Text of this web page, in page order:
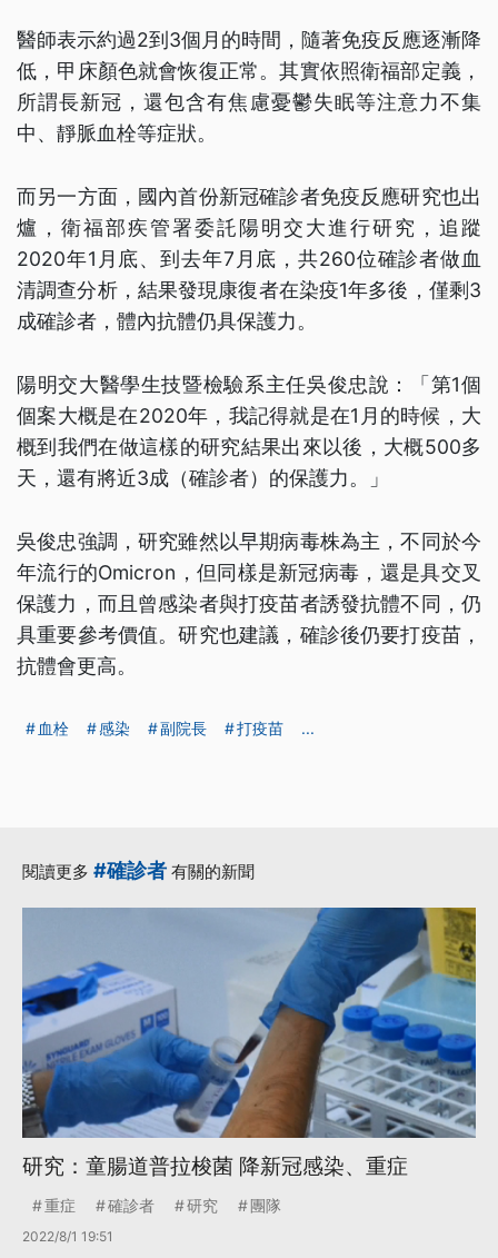
醫師表示約過2到3個月的時間，隨著免疫反應逐漸降
低，甲床顏色就會恢復正常。其實依照衛福部定義，
所謂長新冠，還包含有焦慮憂鬱失眠等注意力不集
中、靜脈血栓等症狀。
而另一方面，國內首份新冠確診者免疫反應研究也出
爐，衛福部疾管署委託陽明交大進行研究，追蹤
2020年1月底、到去年7月底，共260位確診者做血
清調查分析，結果發現康復者在染疫1年多後，僅剩3
成確診者，體內抗體仍具保護力。
陽明交大醫學生技暨檢驗系主任吳俊忠說：「第1個
個案大概是在2020年，我記得就是在1月的時候，大
概到我們在做這樣的研究結果出來以後，大概500多
天，還有將近3成（確診者）的保護力。」
吳俊忠強調，研究雖然以早期病毒株為主，不同於今
年流行的Omicron，但同樣是新冠病毒，還是具交叉
保護力，而且曾感染者與打疫苗者誘發抗體不同，仍
具重要參考價值。研究也建議，確診後仍要打疫苗，
抗體會更高。
血栓 感染 副院長 打疫苗 ...
閱讀更多 #確診者 有關的新聞
研究：童腸道普拉梭菌 降新冠感染、重症
重症 確診者 研究 團隊
2022/8/1 19:51